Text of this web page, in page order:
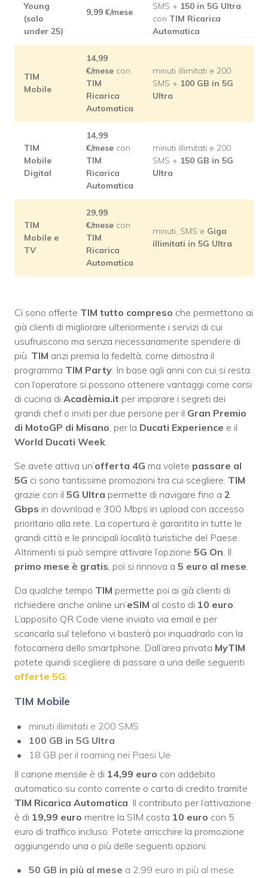
Young
(solo
under 25)
9,99€/mese
SMS + 150 in 5G Ultra
con TIM Ricarica
Automatica
TIM
Mobile
14,99
€/mese con
TIM
Ricarica
Automatica
minuti illimitati e 200
SMS + 100 GB in 5G
Ultra
TIM
Mobile
Digital
14,99
€/mese con
TIM
Ricarica
Automatica
minuti illimitati e 200
SMS + 150 GB in 5G
Ultra
TIM
Mobile e
TV
29,99
€/mese con
TIM
Ricarica
Automatica
minuti, SMS e Giga
illimitati in 5G Ultra
Ci sono offerte TIM tutto compreso che permettono ai
già clienti di migliorare ulteriormente i servizi di cui
usufruiscono ma senza necessariamente spendere di
più. TIM anzi premia la fedeltà, come dimostra il
programma TIM Party. In base agli anni con cui si resta
con l’operatore si possono ottenere vantaggi come corsi
di cucina di Acadèmia.it per imparare i segreti dei
grandi chef o inviti per due persone per il Gran Premio
di MotoGP di Misano, per la Ducati Experience e il
World Ducati Week.
Se avete attiva un’offerta 4G ma volete passare al
5G ci sono tantissime promozioni tra cui scegliere. TIM
grazie con il 5G Ultra permette di navigare fino a 2
Gbps in download e 300 Mbps in upload con accesso
prioritario alla rete. La copertura è garantita in tutte le
grandi città e le principali località turistiche del Paese.
Altrimenti si può sempre attivare l’opzione 5G On. Il
primo mese è gratis, poi si rinnova a 5 euro al mese.
Da qualche tempo TIM permette poi ai già clienti di
richiedere anche online un’eSIM al costo di 10 euro.
L’apposito QR Code viene inviato via email e per
scaricarla sul telefono vi basterà poi inquadrarlo con la
fotocamera dello smartphone. Dall’area privata MyTIM
potete quindi scegliere di passare a una delle seguenti
offerte 5G:
TIM Mobile
minuti illimitati e 200 SMS
100 GB in 5G Ultra
18 GB per il roaming nei Paesi Ue
Il canone mensile è di 14,99 euro con addebito
automatico su conto corrente o carta di credito tramite
TIM Ricarica Automatica. Il contributo per l’attivazione
è di 19,99 euro mentre la SIM costa 10 euro con 5
euro di traffico incluso. Potete arricchire la promozione
aggiungendo una o più delle seguenti opzioni:
50 GB in più al mese a 2,99 euro in più al mese